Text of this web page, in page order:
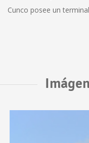
Cunco posee un